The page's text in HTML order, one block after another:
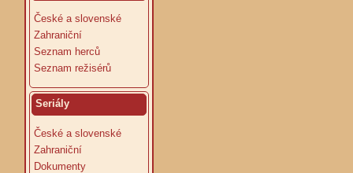
České a slovenské
Zahraniční
Seznam herců
Seznam režisérů
Seriály
České a slovenské
Zahraniční
Dokumenty